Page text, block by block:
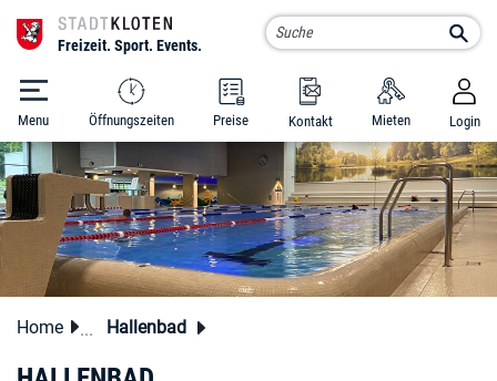
zur Startseite
Direkt zur Hauptnavigation
Direkt zum Inhalt
Direkt zur Suche
Direkt zum Stichwortverzeichnis
Kloten Schluefweg
Öffnungszeiten Preise Kontakt Mieten Login
Menu
Home Hallenbad